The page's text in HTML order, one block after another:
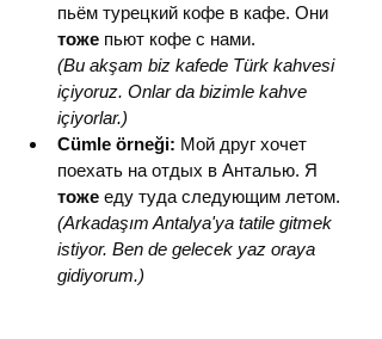
пьём турецкий кофе в кафе. Они
тоже пьют кофе с нами.
(Bu akşam biz kafede Türk kahvesi
içiyoruz. Onlar da bizimle kahve
içiyorlar.)
Cümle örneği: Мой друг хочет
поехать на отдых в Анталью. Я
тоже еду туда следующим летом.
(Arkadaşım Antalya'ya tatile gitmek
istiyor. Ben de gelecek yaz oraya
gidiyorum.)